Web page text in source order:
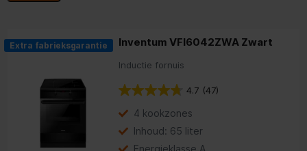
Bosch|Etna|Siemens
4 branders/kookzones |Elektrische ontsteking
Fornuis advies
Extra fabrieksgarantie Inventum VFI6042ZWA Zwart
Inductie fornuis
4.7 (47)
4 kookzones
Inhoud: 65 liter
Energieklasse A